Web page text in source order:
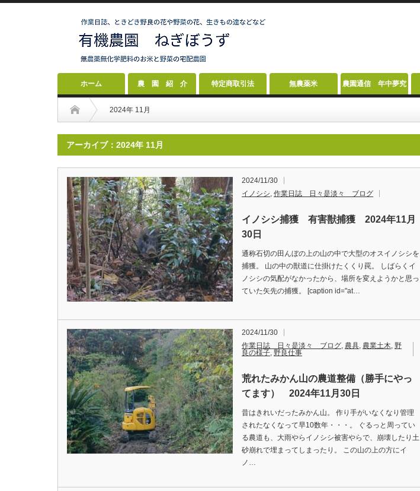
ホーム 農 園 紹 介 特定商取引法 無農薬米 農園通信 年中夢究
2024年 11月
アーカイブ：2024年 11月
2024/11/30
イノシシ, 作業日誌 日々是淡々 ブログ
イノシシ捕獲 有害獣捕獲 2024年11月
30日
通称石切の田んぼの上の山の中で大型のオスイノシシを
捕獲。 山の中の獣道に仕掛けたくくり罠。 しばらくイ
ノシシの気配がなかったから、場所を変えようかと思っ
ていた矢先の捕獲。 [caption id="at…
2024/11/30
作業日誌 日々是淡々 ブログ, 農具, 農業土木, 野
良の様子, 野良仕事
荒れたみかん山の農道整備（勝手にやっ
てます） 2024年11月30日
昔はきれいだったみかん山。 作り手がいなくなり管理
されたなくなって早10数年・・・。 ぐるっと周ってい
る農道も、大雨やらイノシシ被害やらで、崩壊したり土
砂崩れで埋まってしまったり。 この山の上の方にイ
ノ…